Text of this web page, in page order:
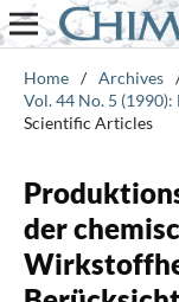
Home / Archives
Vol. 44 No. 5
Scientific Articles
der